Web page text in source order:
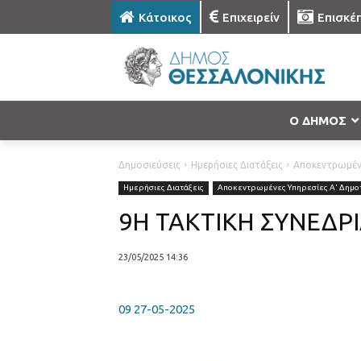
Κάτοικος Επιχειρείν
Ο ΔΗΜΟΣ
Δημοσιεύσεις Ημερήσιες Διατάξεις
Ημερήσιες Διατάξεις Αποκεντρωμένες Υπηρεσίες Α'
9Η ΤΑΚΤΙΚΗ
23/05/2025 14:36
09 27-05-2025